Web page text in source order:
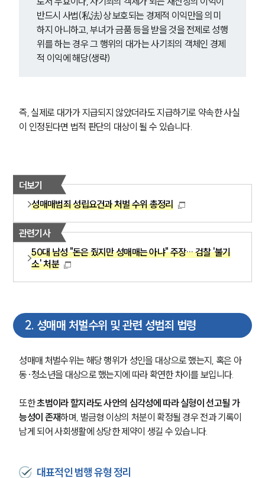
반드시 사법(私法)상 보호되는 경제적 이익만을 의미
하지 아니하고, 부녀가 금품 등을 받을 것을 전제로 성행
위를 하는 경우 그 행위의 대가는 사기죄의 객체인 경제
적 이익에 해당(생략)
즉, 실제로 대가가 지급되지 않았더라도 지급하기로 약속한 사실
이 인정된다면 법적 판단의 대상이 될 수 있습니다.
더보기
성매매범죄 성립요건과 처벌 수위 총정리
관련기사
50대 남성 "돈은 줬지만 성매매는 아냐" 주장… 검찰 '불기
소' 처분
2. 성매매 처벌수위 및 관련 성범죄 법령
성매매 처벌수위는 해당 행위가 성인을 대상으로 했는지, 혹은 아
동·청소년을 대상으로 했는지에 따라 확연한 차이를 보입니다.
또한 초범이라 할지라도 사안의 심각성에 따라 실형이 선고될 가
능성이 존재하며, 벌금형 이상의 처분이 확정될 경우 전과 기록이
남게 되어 사회생활에 상당한 제약이 생길 수 있습니다.
대표적인 범행 유형 정리